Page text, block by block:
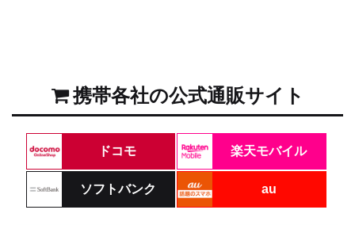
携帯各社の公式通販サイト
ドコモ 楽天モバイル
ソフトバンク au